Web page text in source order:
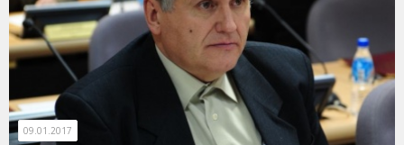
09.01.2017